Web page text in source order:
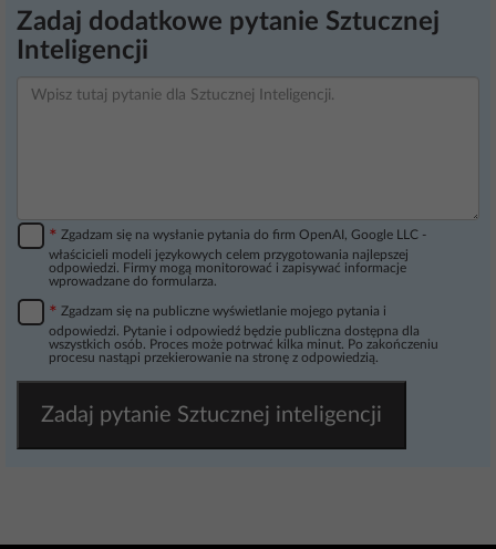
Zadaj dodatkowe pytanie Sztucznej
Inteligencji
* Zgadzam się na wysłanie pytania do firm OpenAI, Google LLC -
właścicieli modeli językowych celem przygotowania najlepszej
odpowiedzi. Firmy mogą monitorować i zapisywać informacje
wprowadzane do formularza.
* Zgadzam się na publiczne wyświetlanie mojego pytania i
odpowiedzi. Pytanie i odpowiedź będzie publiczna dostępna dla
wszystkich osób. Proces może potrwać kilka minut. Po zakończeniu
procesu nastąpi przekierowanie na stronę z odpowiedzią.
Zadaj pytanie Sztucznej inteligencji